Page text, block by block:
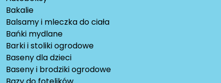
Bakalie
Balsamy i mleczka do ciała
Bańki mydlane
Barki i stoliki ogrodowe
Baseny dla dzieci
Baseny i brodziki ogrodowe